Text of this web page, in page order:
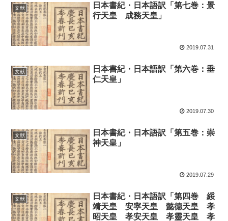
文献
日本書紀・日本語訳「第七巻：景
行天皇 成務天皇」
2019.07.31
文献
日本書紀・日本語訳「第六巻：垂
仁天皇」
2019.07.30
文献
日本書紀・日本語訳「第五巻：崇
神天皇」
2019.07.29
文献
日本書紀・日本語訳「第四巻 綏
靖天皇 安寧天皇 懿德天皇 孝
昭天皇 孝安天皇 孝靈天皇 孝